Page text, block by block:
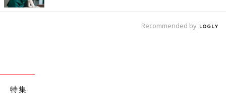
けなくちゃいけない。長男が3歳以降は、下の双子が生まれてい
くれていたんですが、今思うと 壮絶な生活だったなって思いま
ければ」という思いで…
Recommended by
特集